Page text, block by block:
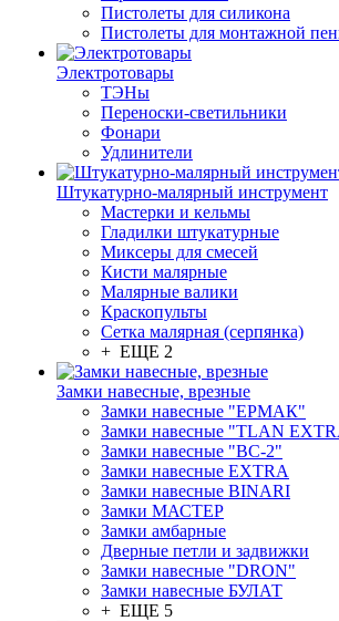
Пистолеты для силикона
Пистолеты для монтажной
Электротовары
ТЭНы
Переноски-светильники
Фонари
Удлинители
Штукатурно-малярный инструмент
Мастерки и кельмы
Гладилки штукатурные
Миксеры для смесей
Кисти малярные
Малярные валики
Краскопульты
Сетка малярная (серпянка)
+ ЕЩЕ 2
Замки навесные, врезные
Замки навесные "ЕРМАК"
Замки навесные "TLAN
Замки навесные "ВС-2"
Замки навесные EXTRA
Замки навесные BINARI
Замки МАСТЕР
Замки амбарные
Дверные петли и задвижки
Замки навесные "DRON"
Замки навесные БУЛАТ
+ ЕЩЕ 5